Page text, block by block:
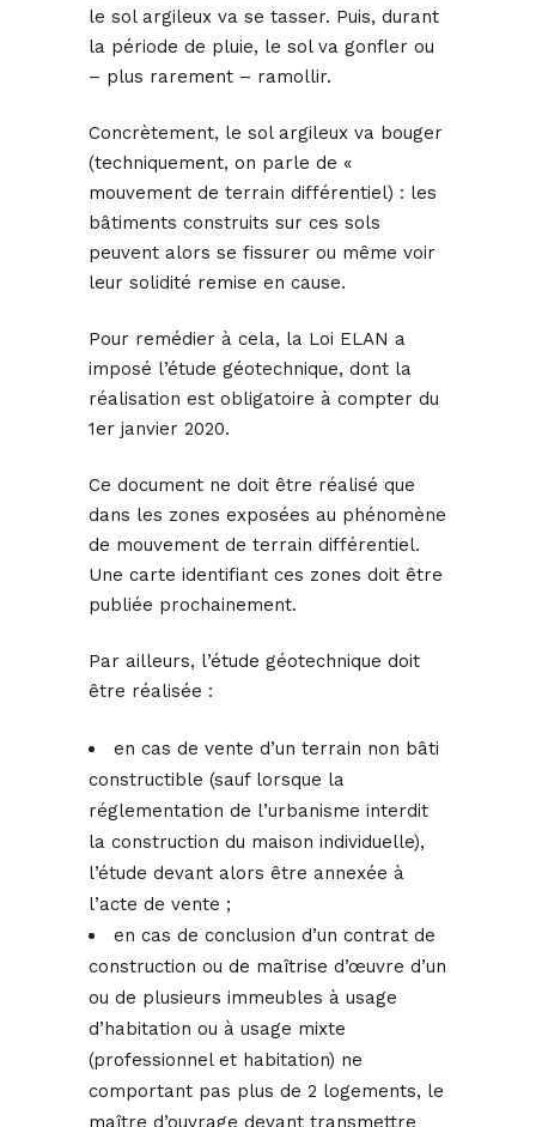
le sol argileux va se tasser. Puis, durant
la période de pluie, le sol va gonfler ou
– plus rarement – ramollir.
Concrètement, le sol argileux va bouger
(techniquement, on parle de «
mouvement de terrain différentiel) : les
bâtiments construits sur ces sols
peuvent alors se fissurer ou même voir
leur solidité remise en cause.
Pour remédier à cela, la Loi ELAN a
imposé l’étude géotechnique, dont la
réalisation est obligatoire à compter du
1er janvier 2020.
Ce document ne doit être réalisé que
dans les zones exposées au phénomène
de mouvement de terrain différentiel.
Une carte identifiant ces zones doit être
publiée prochainement.
Par ailleurs, l’étude géotechnique doit
être réalisée :
en cas de vente d’un terrain non bâti
constructible (sauf lorsque la
réglementation de l’urbanisme interdit
la construction du maison individuelle),
l’étude devant alors être annexée à
l’acte de vente ;
en cas de conclusion d’un contrat de
construction ou de maîtrise d’œuvre d’un
ou de plusieurs immeubles à usage
d’habitation ou à usage mixte
(professionnel et habitation) ne
comportant pas plus de 2 logements, le
maître d’ouvrage devant transmettre